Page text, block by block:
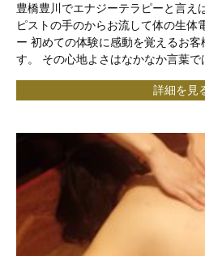
豊橋豊川でエナジーテラピーと言え
ピストの手のからお流して体の生体
ー 初めての体験に感動を覚えるお客
す。 その心地よさはなかなか言葉
詳細を見